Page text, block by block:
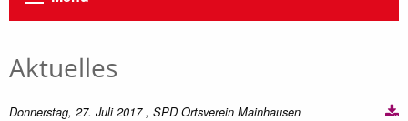
Aktuelles
Donnerstag, 27. Juli 2017 , SPD Ortsverein Mainhausen